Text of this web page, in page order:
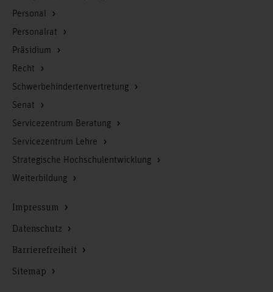
Personal
Personalrat
Präsidium
Recht
Schwerbehindertenvertretung
Senat
Servicezentrum Beratung
Servicezentrum Lehre
Strategische Hochschulentwicklung
Weiterbildung
Impressum
Datenschutz
Barrierefreiheit
Sitemap